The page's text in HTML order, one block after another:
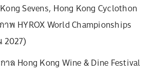
Sevens, Hong Kong Cyclothon
าพ HYROX World Championships
2027)
าล Hong Kong Wine & Dine Festival